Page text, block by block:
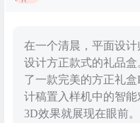
在一个清晨，平面设
设计方正款式的礼品盒
了一款完美的方正礼
计稿置入样机中的智
3D效果就展现在眼前